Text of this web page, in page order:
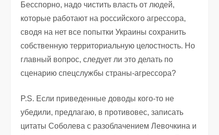
Бесспорно, надо чистить власть от людей,
которые работают на российского агрессора,
сводя на нет все попытки Украины сохранить
собственную территориальную целостность. Но
главный вопрос, следует ли это делать по
сценарию спецслужбы страны-агрессора?
P.S. Если приведенные доводы кого-то не
убедили, предлагаю, в противовес, записать
цитаты Соболева с разоблачением Левочкина и